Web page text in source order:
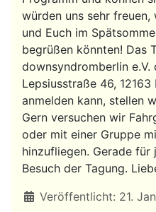
würden uns sehr
und Euch im
begrüßen könnten! Das
downsyndromberlin e.V.
Lepsiusstraße 46,
anmelden kann, stellen
Gern versuchen wir
oder mit einer Gruppe
hinzufliegen. Gerade
Besuch der Tagung.
Details
Veröffentlicht: 21.